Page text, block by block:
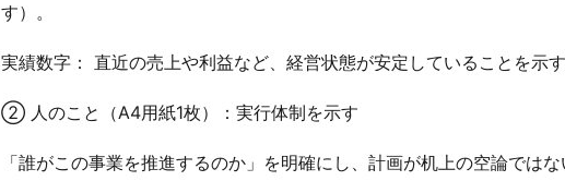
す）。
実績数字： 直近の売上や利益など、経営状態が安定していることを示す
② 人のこと（A4用紙1枚）：実行体制を示す
「誰がこの事業を推進するのか」を明確にし、計画が机上の空論では